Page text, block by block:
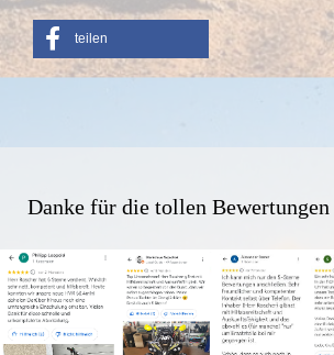
teilen
Danke für die tollen